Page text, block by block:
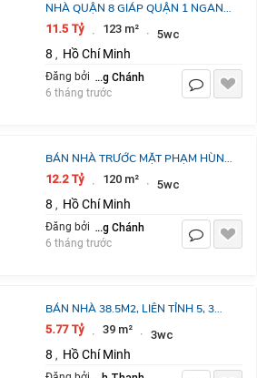
NHÀ QUẬN 8 GIÁP QUẬN 1 NGANG
5X25 DT 123M2 NGUYỄN THỊ TẦN
11 TỶ 5- 0931172218
11.5 Tỷ · 123 m² · 5wc
8 , Hồ Chí Minh
Đăng bởi Lưu Bùi Trung Chánh
6 tháng trước
BÁN NHÀ TRƯỚC MẶT PHẠM HÙNG
6.3X19 CỰC HIẾM CHỈ 12 TỶ 2 -
0931172218
12.2 Tỷ · 120 m² · 5wc
8 , Hồ Chí Minh
Đăng bởi Lưu Bùi Trung Chánh
6 tháng trước
BÁN NHÀ 38.5M2, LIÊN TỈNH 5, 3
TẦNG, 3PN, XH ĐỔ CỬA
5.77 Tỷ · 39 m² · 3wc
8 , Hồ Chí Minh